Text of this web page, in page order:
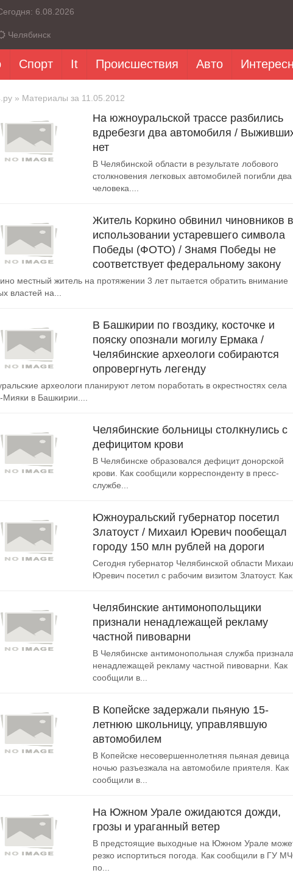
6.08.2026
Челябинск
Спорт It Происшествия Авто
» Материалы за 11.05.2012
На южноуральской трассе разбились
вдребезги два автомобиля /
нет
В Челябинской области в результате лобового
столкновения легковых автомобилей погибли два
человека....
Житель Коркино обвинил чиновников в
использовании устаревшего символа
Победы (ФОТО) / Знамя Победы не
соответствует федеральному закону
местный житель на протяжении 3 лет пытается обратить внимание
властей на...
В Башкирии по гвоздику, косточке и
пояску опознали могилу Ермака /
Челябинские археологи собираются
опровергнуть легенду
археологи планируют летом поработать в окрестностях села
Мияки в Башкирии....
Челябинские больницы столкнулись с
дефицитом крови
В Челябинске образовался дефицит донорской
крови. Как сообщили корреспонденту в пресс-
службе...
Южноуральский губернатор посетил
Златоуст / Михаил Юревич пообещал
городу 150 млн рублей на дороги
Сегодня губернатор Челябинской области
Юревич посетил с рабочим визитом Златоуст.
Челябинские антимонопольщики
признали ненадлежащей рекламу
частной пивоварни
В Челябинске антимонопольная служба признала
ненадлежащей рекламу частной пивоварни. Как
сообщили в...
В Копейске задержали пьяную 15-
летнюю школьницу, управлявшую
автомобилем
В Копейске несовершеннолетняя пьяная девица
ночью разъезжала на автомобиле приятеля. Как
сообщили в...
На Южном Урале ожидаются дожди,
грозы и ураганный ветер
В предстоящие выходные на Южном Урале
резко испортиться погода. Как сообщили в ГУ
по...